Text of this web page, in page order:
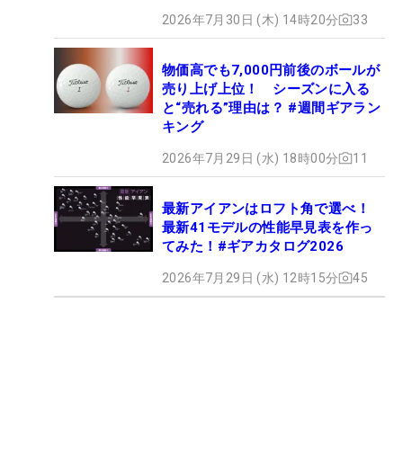
2026年7月30日 (木) 14時20分 33
物価高でも7,000円前後のボールが
売り上げ上位！ シーズンに入る
と“売れる”理由は？ #週間ギアラン
キング
2026年7月29日 (水) 18時00分 11
最新アイアンはロフト角で選べ！
最新41モデルの性能早見表を作っ
てみた！#ギアカタログ2026
2026年7月29日 (水) 12時15分 45